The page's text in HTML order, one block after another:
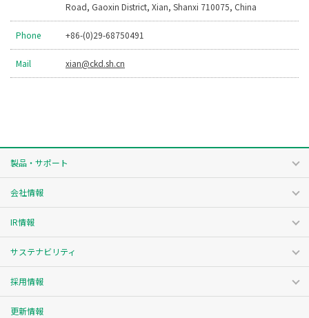
Road, Gaoxin District, Xian, Shanxi 710075, China
Phone +86-(0)29-68750491
Mail xian@ckd.sh.cn
製品・サポート
会社情報
IR情報
サステナビリティ
採用情報
更新情報